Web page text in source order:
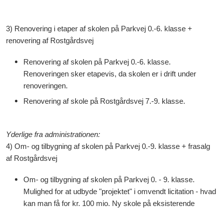
3) Renovering i etaper af skolen på Parkvej 0.-6. klasse +
renovering af Rostgårdsvej
Renovering af skolen på Parkvej 0.-6. klasse.
Renoveringen sker etapevis, da skolen er i drift under
renoveringen.
Renovering af skole på Rostgårdsvej 7.-9. klasse.
Yderlige fra administrationen:
4) Om- og tilbygning af skolen på Parkvej 0.-9. klasse + frasalg
af Rostgårdsvej
Om- og tilbygning af skolen på Parkvej 0. - 9. klasse.
Mulighed for at udbyde "projektet" i omvendt licitation - hvad
kan man få for kr. 100 mio. Ny skole på eksisterende